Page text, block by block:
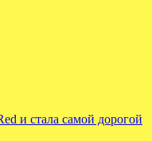
и стала самой дорогой